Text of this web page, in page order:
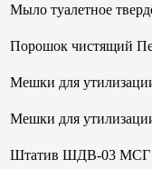
Мыло туалетное
Порошок чистящий
Мешки для
Мешки для
Штатив ШДВ-03 МСГ